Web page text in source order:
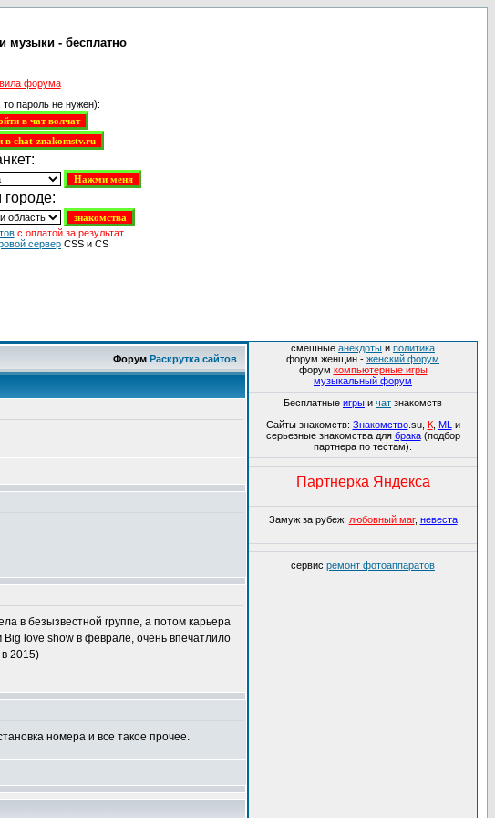
музыки - бесплатно
форума
, то пароль не нужен):
с оплатой за результат
сервер CSS и CS
Форум Раскрутка сайтов
в безызвестной группе, а потом карьера
love show в феврале, очень впечатлило
2015)
номера и все такое прочее.
смешные анекдоты и политика
форум женщин - женский форум
форум компьютерные игры
музыкальный форум
Бесплатные игры и чат знакомств
Сайты знакомств: Знакомство.su, К, ML и
серьезные знакомства для брака(подбор
партнера по тестам).
Партнерка Яндекса
Замуж за рубеж: любовный маг, невеста
сервис ремонт фотоаппаратов